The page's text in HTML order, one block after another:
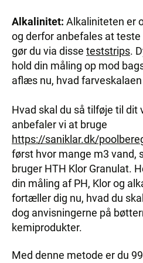
Alkalinitet: Alkaliniteten er
og derfor anbefales at
gør du via disse teststrips.
hold din måling op mod
aflæs nu, hvad
Hvad skal du så tilføje til dit
anbefaler vi at bruge
https://saniklar.dk/
først hvor mange m3 vand,
bruger HTH Klor Granulat.
din måling af PH, Klor og
fortæller dig nu, hvad du
dog anvisningerne på
kemiprodukter.
Med denne metode er du